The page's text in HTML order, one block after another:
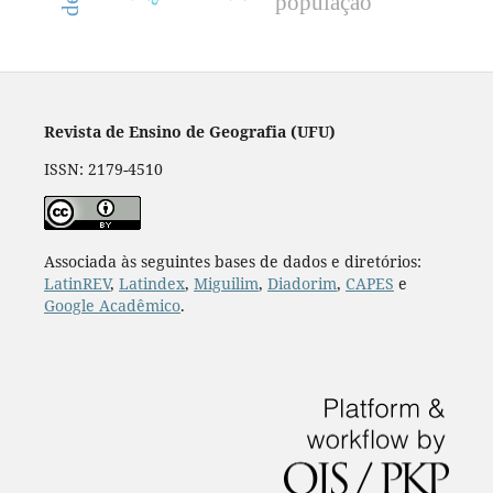
Revista de Ensino de Geografia (UFU)
ISSN: 2179-4510
Associada às seguintes bases de dados e diretórios:
LatinREV, Latindex, Miguilim, Diadorim, CAPES e
Google Acadêmico.